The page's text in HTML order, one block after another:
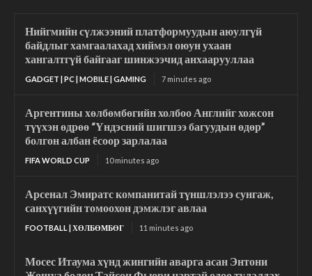
Нийгмийн сүлжээний платформуудын аюулгүй
байдлыг хамгаалахад хиймэл оюун ухаан
хангалтгүй байгааг шинжээчид анхаарууллаа
GADGET | PC | MOBILE | GAMING 7 minutes ago
Аргентины хөлбөмбөгийн холбоо Английг хожсон
түүхэн өдрөө “Үндэсний шигшээ багуудын өдөр”
болгон албан ёсоор зарлалаа
FIFA WORLD CUP 10 minutes ago
Арсенал Эмиратс компанитай түншлэлээ сунгаж,
санхүүгийн томоохон дэмжлэг авлаа
FOOTBALL | ХӨЛБӨМБӨГ 11 minutes ago
Мосес Итаума хүнд жингийн аварга асан Энтони